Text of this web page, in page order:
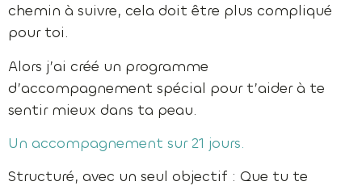
chemin à suivre, cela doit être plus compliqué
pour toi.
Alors j’ai créé un programme
d’accompagnement spécial pour t’aider à te
sentir mieux dans ta peau.
Un accompagnement sur 21 jours.
Structuré, avec un seul objectif : Que tu te